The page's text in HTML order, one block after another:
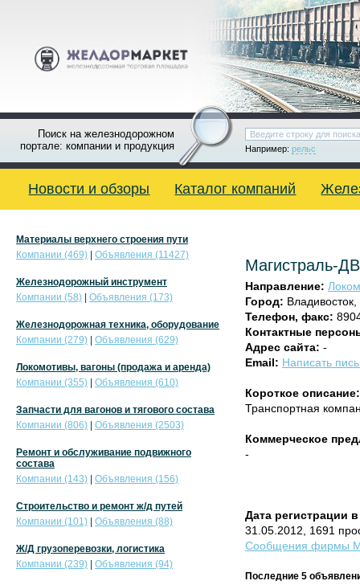
Поиск на железнодорожном
портале: компании и продукция
Например: рельс
Новости и обзоры Каталог компаний
Магистраль-
Направление:
Город: Владивосток,
Телефон, факс:
Контактные
Адрес сайта: -
Email: Написать
Короткое описание:
Транспортная
Коммерческое
-
Дата регистрации в
31.05.2012, 1691
Сообщения фирмы
Последние 5
Материалы верхнего строения пути
Компании (469)
Объявления (11427)
Железнодорожный инструмент
Компании (58)
Объявления (173)
Железнодорожная техника, оборудование
Компании (279)
Объявления (629)
Локомотивы, вагоны (продажа и аренда)
Компании (355)
Объявления (610)
Запчасти для вагонов и тягового состава
Компании (806)
Объявления (2503)
Ремонт и обслуживание подвижного
состава
Компании (143)
Объявления (156)
Строительство и ремонт ж/д путей
Компании (101)
Объявления (88)
Ж/Д грузоперевозки, логистика
Компании (239)
Объявления (94)